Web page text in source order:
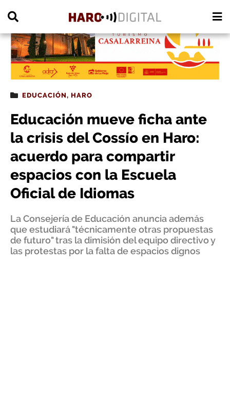
EDUCACIÓN, HARO
Educación mueve ficha ante
la crisis del Cossío en Haro:
acuerdo para compartir
espacios con la Escuela
Oficial de Idiomas
La Consejería de Educación anuncia además
que estudiará "técnicamente otras propuestas
de futuro" tras la dimisión del equipo directivo y
las protestas por la falta de espacios dignos